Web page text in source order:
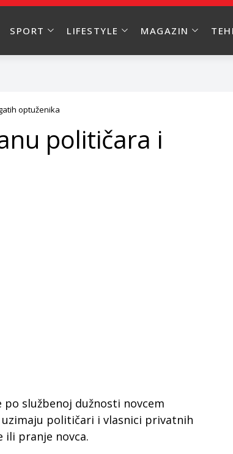
SPORT LIFESTYLE MAGAZIN
optuženika
političara i
službenoj dužnosti novcem
političari i vlasnici privatnih
ili pranje novca.